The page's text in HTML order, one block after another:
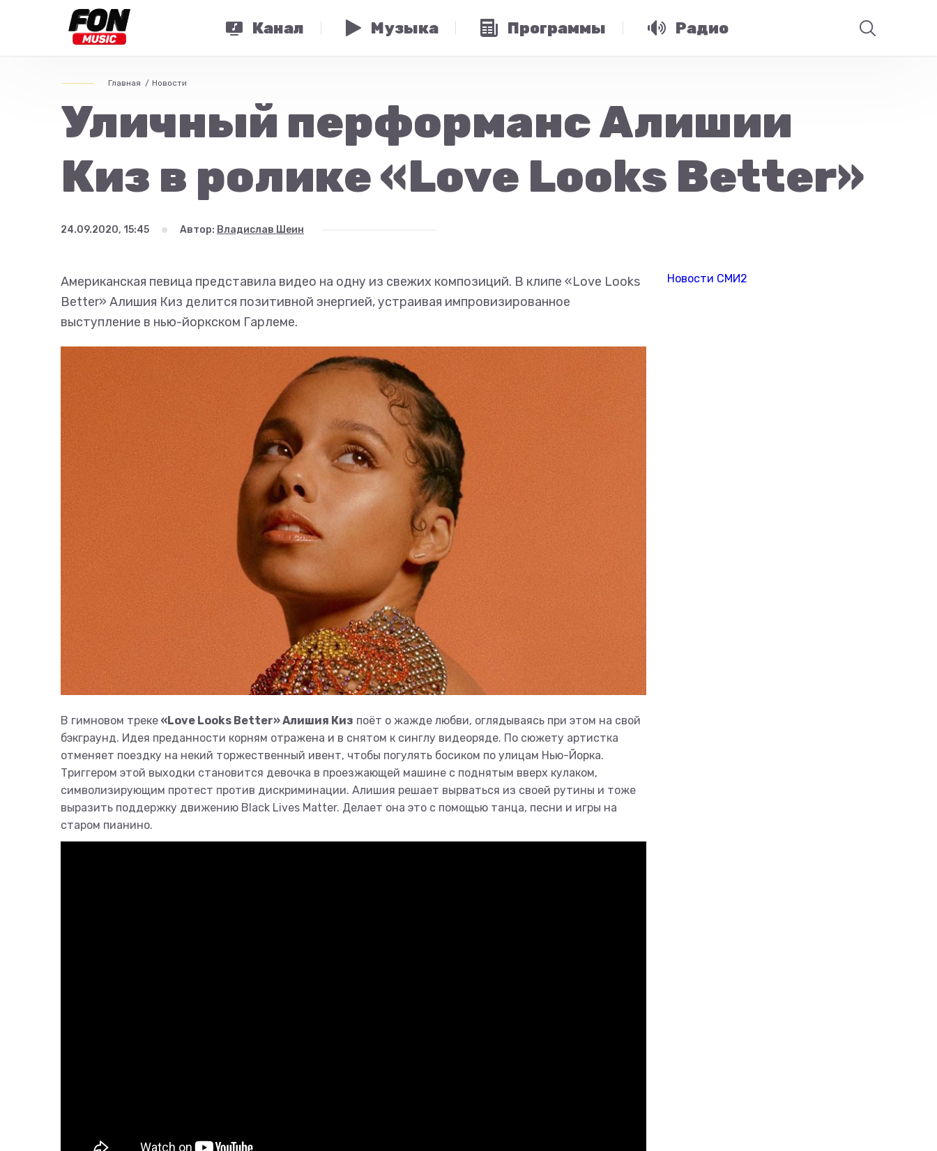
Канал Музыка Программы Радио
Главная Новости
Уличный перформанс Алишии
Киз в ролике «Love Looks Better»
24.09.2020, 15:45 Автор: Владислав Шеин
Американская певица представила видео на одну из свежих композиций. В клипе «Love Looks
Better» Алишия Киз делится позитивной энергией, устраивая импровизированное
выступление в нью-йоркском Гарлеме.
В гимновом треке «Love Looks Better» Алишия Киз поёт о жажде любви, оглядываясь при этом на свой
бэкграунд. Идея преданности корням отражена и в снятом к синглу видеоряде. По сюжету артистка
отменяет поездку на некий торжественный ивент, чтобы погулять босиком по улицам Нью-Йорка.
Триггером этой выходки становится девочка в проезжающей машине с поднятым вверх кулаком,
символизирующим протест против дискриминации. Алишия решает вырваться из своей рутины и тоже
выразить поддержку движению Black Lives Matter. Делает она это с помощью танца, песни и игры на
старом пианино.
Новости СМИ2